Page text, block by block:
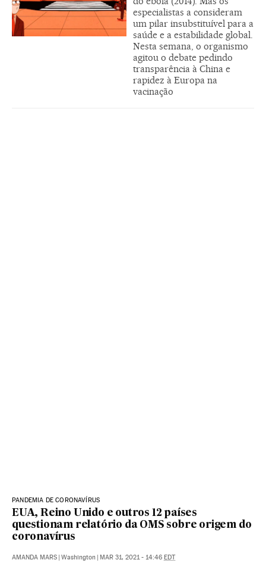
especialistas a consideram
um pilar insubstituível para a
saúde e a estabilidade global.
Nesta semana, o organismo
agitou o debate pedindo
transparência à China e
rapidez à Europa na
vacinação
PANDEMIA DE CORONAVÍRUS
EUA, Reino Unido e outros 12 países
questionam relatório da OMS sobre origem do
coronavírus
AMANDA MARS Washington MAR 31, 2021 - 14:46 EDT